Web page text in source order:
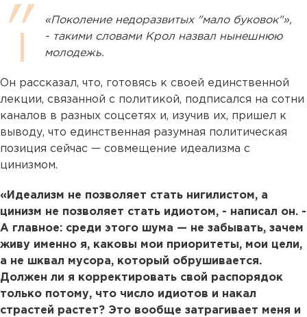
«Поколение недоразвитых "мало буковок"»,
- такими словами Крол назвал нынешнюю
молодежь.
Он рассказал, что, готовясь к своей единственной
лекции, связанной с политикой, подписался на сотни
каналов в разных соцсетях и, изучив их, пришел к
выводу, что единственная разумная политическая
позиция сейчас — совмещение идеализма с
цинизмом.
«Идеализм не позволяет стать нигилистом, а
цинизм не позволяет стать идиотом, - написал он. -
А главное: среди этого шума — не забывать, зачем
живу именно я, каковы мои приоритеты, мои цели,
а не шквал мусора, который обрушивается.
Должен ли я корректировать свой распорядок
только потому, что число идиотов и накал
страстей растет? Это вообще затрагивает меня и